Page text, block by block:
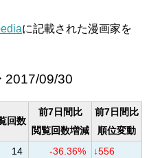
に記載された漫画家を
2017/09/30
回数
前7日間比
閲覧回数増減
前7日間比
順位変動
14 -36.36%
↓556